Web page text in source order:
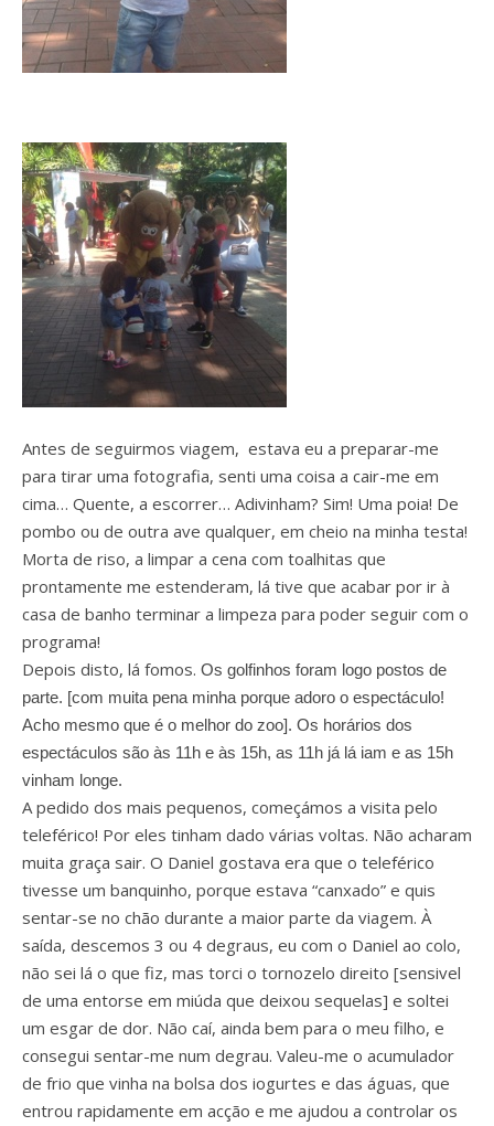
Antes de seguirmos viagem, estava eu a preparar-me
para tirar uma fotografia, senti uma coisa a cair-me em
cima… Quente, a escorrer… Adivinham? Sim! Uma poia! De
pombo ou de outra ave qualquer, em cheio na minha testa!
Morta de riso, a limpar a cena com toalhitas que
prontamente me estenderam, lá tive que acabar por ir à
casa de banho terminar a limpeza para poder seguir com o
programa!
Depois disto, lá fomos. Os golfinhos foram logo postos de
parte. [com muita pena minha porque adoro o espectáculo!
Acho mesmo que é o melhor do zoo]. Os horários dos
espectáculos são às 11h e às 15h, as 11h já lá iam e as 15h
vinham longe.
A pedido dos mais pequenos, começámos a visita pelo
teleférico! Por eles tinham dado várias voltas. Não acharam
muita graça sair. O Daniel gostava era que o teleférico
tivesse um banquinho, porque estava “canxado” e quis
sentar-se no chão durante a maior parte da viagem. À
saída, descemos 3 ou 4 degraus, eu com o Daniel ao colo,
não sei lá o que fiz, mas torci o tornozelo direito [sensivel
de uma entorse em miúda que deixou sequelas] e soltei
um esgar de dor. Não caí, ainda bem para o meu filho, e
consegui sentar-me num degrau. Valeu-me o acumulador
de frio que vinha na bolsa dos iogurtes e das águas, que
entrou rapidamente em acção e me ajudou a controlar os